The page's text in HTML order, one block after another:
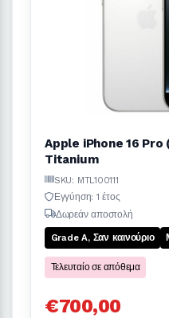
Apple iPhone 16 Pro
Titanium
SKU: MTL100111
Εγγύηση: 1 έτος
Δωρεάν αποστολή
Grade A, Σαν καινούριο
Τελευταίο σε απόθεμα
€700,00